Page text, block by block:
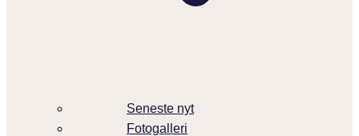
Seneste nyt
Fotogalleri